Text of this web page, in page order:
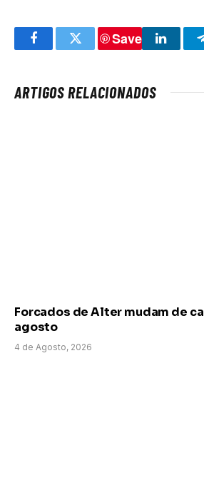
FacebookTwitter
Save
ARTIGOS RELACIONADOS
Forcados de Alter mudam de
agosto
4 de Agosto, 2026